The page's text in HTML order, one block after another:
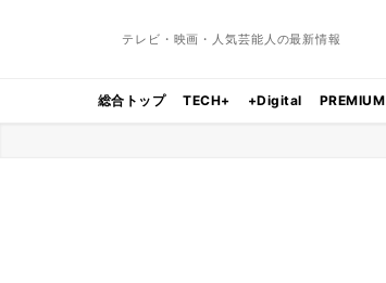
テレビ・映画・人気芸能人の最新情報
総合トップ TECH+ +Digital PREMIUM